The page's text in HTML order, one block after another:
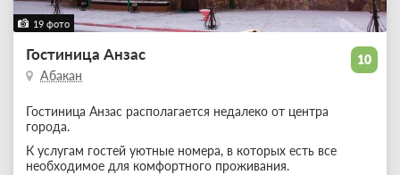
19 фото
10
Гостиница Анзас
Абакан
Гостиница Анзас располагается недалеко от центра
города.
К услугам гостей уютные номера, в которых есть все
необходимое для комфортного проживания.